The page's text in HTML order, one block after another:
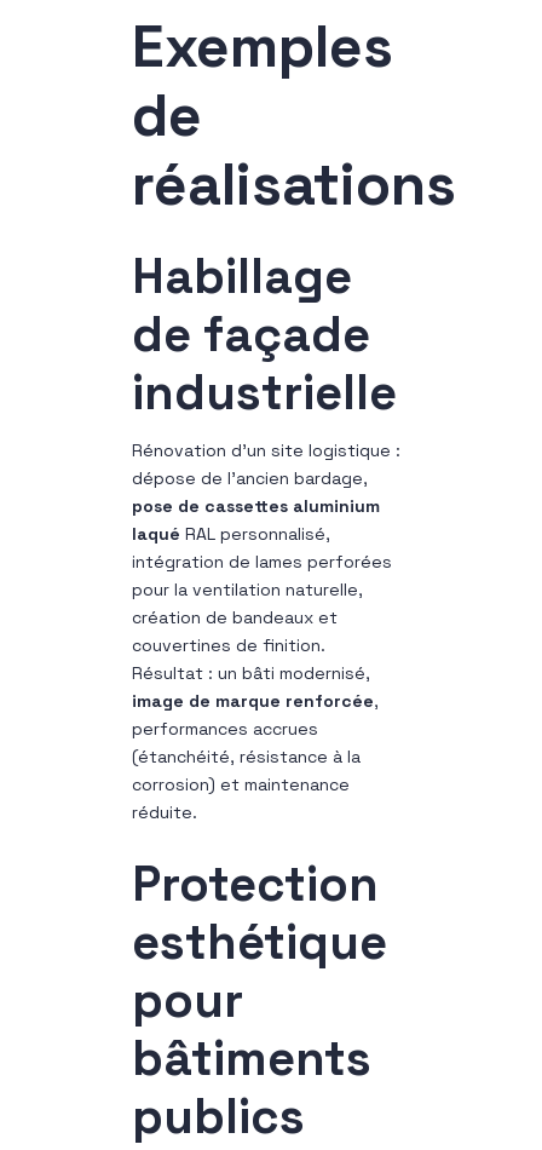
Exemples
de
réalisations
Habillage
de façade
industrielle
Rénovation d’un site logistique :
dépose de l’ancien bardage,
pose de cassettes aluminium
laqué RAL personnalisé,
intégration de lames perforées
pour la ventilation naturelle,
création de bandeaux et
couvertines de finition.
Résultat : un bâti modernisé,
image de marque renforcée,
performances accrues
(étanchéité, résistance à la
corrosion) et maintenance
réduite.
Protection
esthétique
pour
bâtiments
publics